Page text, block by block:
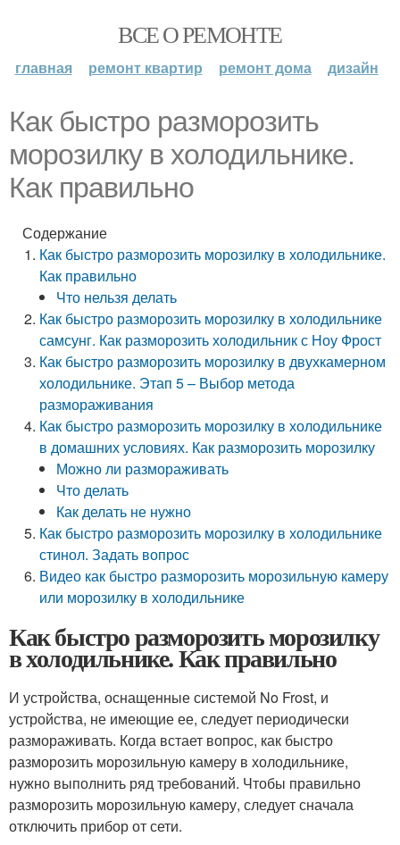
ВСЕ О РЕМОНТЕ
главная ремонт квартир ремонт дома дизайн
Как быстро разморозить
морозилку в холодильнике.
Как правильно
Содержание
Как быстро разморозить морозилку в холодильнике.
Как правильно
Что нельзя делать
Как быстро разморозить морозилку в холодильнике
самсунг. Как разморозить холодильник с Ноу Фрост
Как быстро разморозить морозилку в двухкамерном
холодильнике. Этап 5 – Выбор метода
размораживания
Как быстро разморозить морозилку в холодильнике
в домашних условиях. Как разморозить морозилку
Можно ли размораживать
Что делать
Как делать не нужно
Как быстро разморозить морозилку в холодильнике
стинол. Задать вопрос
Видео как быстро разморозить морозильную камеру
или морозилку в холодильнике
Как быстро разморозить морозилку
в холодильнике. Как правильно
И устройства, оснащенные системой No Frost, и
устройства, не имеющие ее, следует периодически
размораживать. Когда встает вопрос, как быстро
разморозить морозильную камеру в холодильнике,
нужно выполнить ряд требований. Чтобы правильно
разморозить морозильную камеру, следует сначала
отключить прибор от сети.